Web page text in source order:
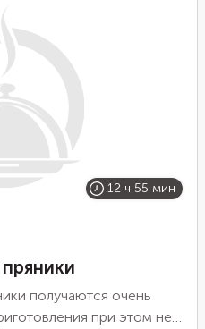
12 ч 55 мин
получаются очень
при этом не